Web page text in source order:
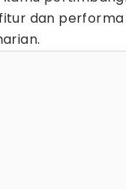
dan